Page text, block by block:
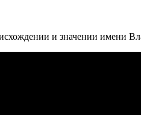
и значении имени